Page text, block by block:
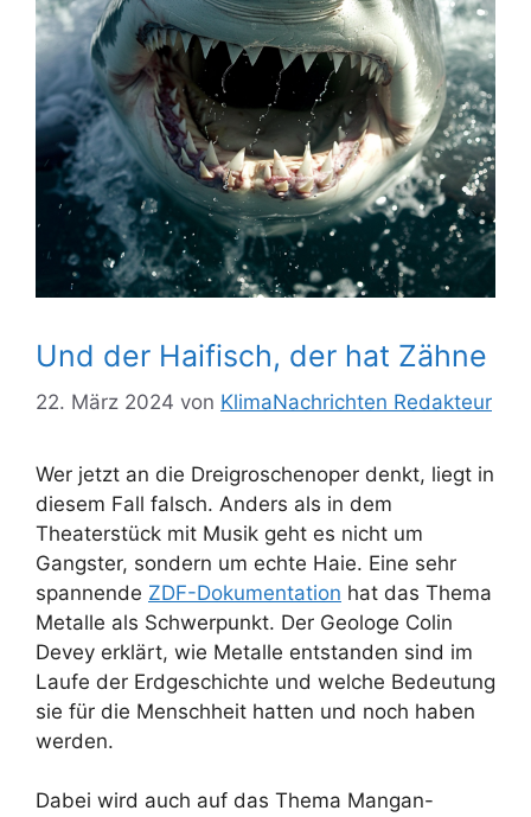
Und der Haifisch, der hat Zähne
22. März 2024 von KlimaNachrichten Redakteur
Wer jetzt an die Dreigroschenoper denkt, liegt in
diesem Fall falsch. Anders als in dem
Theaterstück mit Musik geht es nicht um
Gangster, sondern um echte Haie. Eine sehr
spannende ZDF-Dokumentation hat das Thema
Metalle als Schwerpunkt. Der Geologe Colin
Devey erklärt, wie Metalle entstanden sind im
Laufe der Erdgeschichte und welche Bedeutung
sie für die Menschheit hatten und noch haben
werden.
Dabei wird auch auf das Thema Mangan-